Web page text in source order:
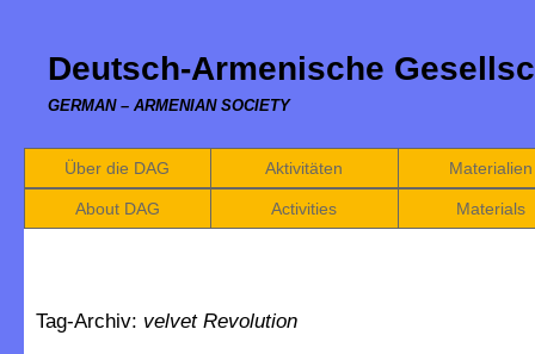
Deutsch-Armenische
GERMAN – ARMENIAN SOCIETY
Über die DAG Aktivitäten Materialien
About DAG Activities Materials
Tag-Archiv: velvet Revolution